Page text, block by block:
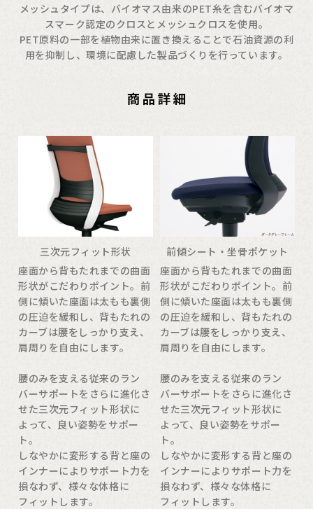
メッシュタイプは、バイオマス由来のPET糸を含むバイオマ
スマーク認定のクロスとメッシュクロスを使用。
PET原料の一部を植物由来に置き換えることで石油資源の利
用を抑制し、環境に配慮した製品づくりを行っています。
三次元フィット形状
座面から背もたれまでの曲面
形状がこだわりポイント。前
側に傾いた座面は太もも裏側
の圧迫を緩和し、背もたれの
カーブは腰をしっかり支え、
肩周りを自由にします。
腰のみを支える従来のラン
バーサポートをさらに進化さ
せた三次元フィット形状に
よって、良い姿勢をサポー
ト。
しなやかに変形する背と座の
インナーによりサポート力を
損なわず、様々な体格に
フィットします。
前傾シート・坐骨ポケット
座面から背もたれまでの曲面
形状がこだわりポイント。前
側に傾いた座面は太もも裏側
の圧迫を緩和し、背もたれの
カーブは腰をしっかり支え、
肩周りを自由にします。
腰のみを支える従来のラン
バーサポートをさらに進化さ
せた三次元フィット形状に
よって、良い姿勢をサポー
ト。
しなやかに変形する背と座の
インナーによりサポート力を
損なわず、様々な体格に
フィットします。